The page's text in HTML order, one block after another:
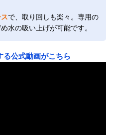
で、取り回しも楽々。専用の
水の吸い上げが可能です。
る公式動画がこちら